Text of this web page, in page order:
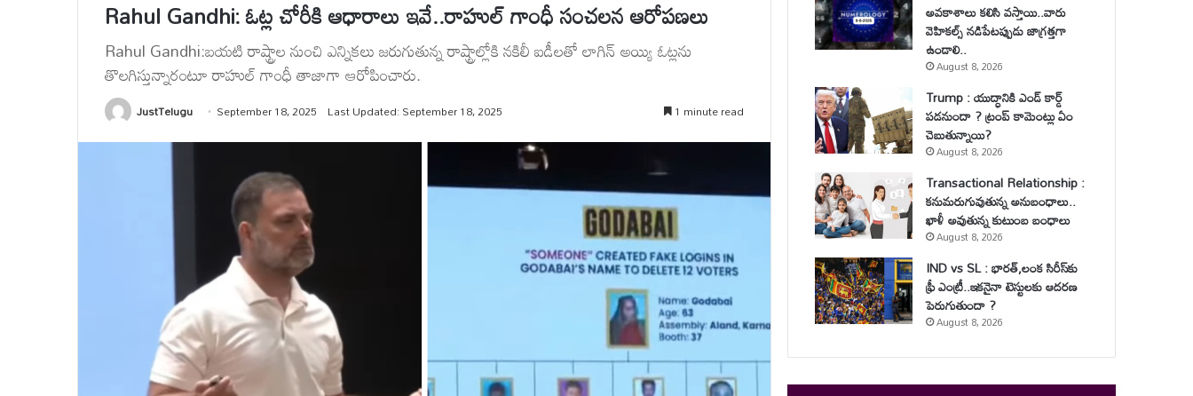
Rahul Gandhi: ఓట్ల చోరీకి ఆధారాలు ఇవే..రాహుల్ గాంధీ సంచలన ఆరోపణలు
Rahul Gandhi:బయటి రాష్ట్రాల నుంచి ఎన్నికలు జరుగుతున్న రాష్ట్రాల్లోకి నకిలీ ఐడీలతో లాగిన్ అయ్యి ఓట్లను
తొలగిస్తున్నారంటూ రాహుల్ గాంధీ తాజాగా ఆరోపించారు.
JustTelugu September 18, 2025 Last Updated: September 18, 2025 1 minute read
అవకాశాలు కలిసి వస్తాయి..వారు
వెహికల్స్ నడిపేటప్పుడు జాగ్రత్తగా
ఉండాలి..
August 8, 2026
Trump : యుద్ధానికి ఎండ్ కార్డ్
పడనుందా ? ట్రంప్ కామెంట్లు ఏం
చెబుతున్నాయి?
August 8, 2026
Transactional Relationship :
కనుమరుగువుతున్న అనుబంధాలు..
ఖాళీ అవుతున్న కుటుంబ బంధాలు
August 8, 2026
IND vs SL : భారత్,లంక సిరీస్‌కు
ఫ్రీ ఎంట్రీ..ఇకనైనా టెస్టులకు ఆదరణ
పెరుగుతుందా ?
August 8, 2026